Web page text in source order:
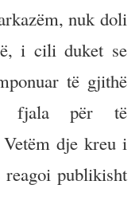
nuk doli
i cili duket se
të gjithë
fjala për të
dje kreu i
publikisht